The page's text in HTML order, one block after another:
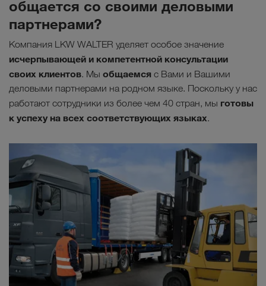
общается со своими деловыми
партнерами?
Компания LKW WALTER уделяет особое значение
исчерпывающей и компетентной консультации
своих клиентов. Мы общаемся с Вами и Вашими
деловыми партнерами на родном языке. Поскольку у нас
работают сотрудники из более чем 40 стран, мы готовы
к успеху на всех соответствующих языках.